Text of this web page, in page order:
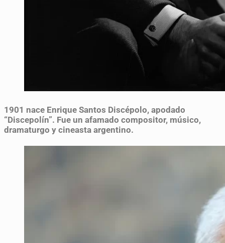
1901 nace Enrique Santos Discépolo, apodado
“Discepolín”. Fue un afamado compositor, músico,
dramaturgo y cineasta argentino.